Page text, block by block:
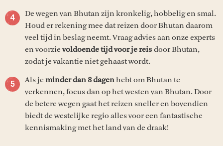
De wegen van Bhutan zijn kronkelig, hobbelig en smal.
Houd er rekening mee dat reizen door Bhutan daarom
veel tijd in beslag neemt. Vraag advies aan onze experts
en voorzievoldoende tijd voor je reis door Bhutan,
zodat je vakantie niet gehaast wordt.
Als je minder dan 8 dagenhebt om Bhutan te
verkennen, focus dan op het westen van Bhutan. Door
de betere wegen gaat het reizen sneller en bovendien
biedt de westelijke regio alles voor een fantastische
kennismaking met het land van de draak!